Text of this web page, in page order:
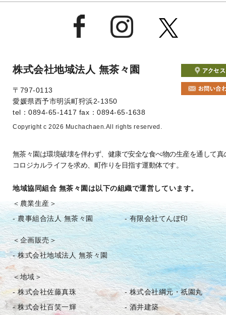
株式会社地域法人 無茶々園
〒797-0113
愛媛県西予市明浜町狩浜2-1350
tel：0894-65-1417 fax：0894-65-1638
Copyright c2026 Muchachaen. All rights reserved.
無茶々園は環境破壊を伴わず、健康で安全な食べ物の生産を通して真
コロジカルライフを求め、町作りを目指す運動体です。
地域協同組合 無茶々園は以下の組織で運営しています。
＜農業生産＞
- 農事組合法人 無茶々園
- 有限会社てんぽ印
＜企画販売＞
- 株式会社地域法人 無茶々園
＜地域＞
-株式会社佐藤真珠 -株式会社綱元・祇園丸
-株式会社百笑一輝 - 酒井建築